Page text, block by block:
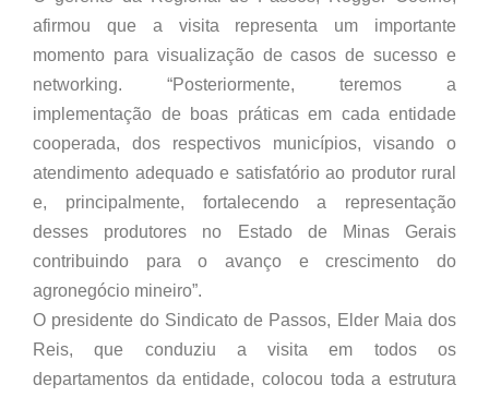
afirmou que a visita representa um importante
momento para visualização de casos de sucesso e
networking. “Posteriormente, teremos a
implementação de boas práticas em cada entidade
cooperada, dos respectivos municípios, visando o
atendimento adequado e satisfatório ao produtor rural
e, principalmente, fortalecendo a representação
desses produtores no Estado de Minas Gerais
contribuindo para o avanço e crescimento do
agronegócio mineiro”.
O presidente do Sindicato de Passos, Elder Maia dos
Reis, que conduziu a visita em todos os
departamentos da entidade, colocou toda a estrutura